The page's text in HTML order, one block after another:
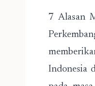
7 Alasan
Indonesia